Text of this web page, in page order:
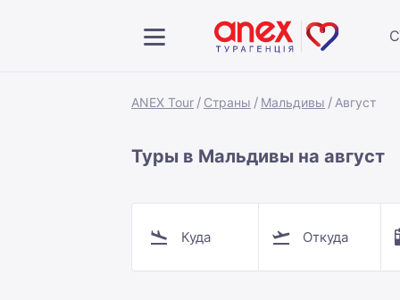
ANEX Tour Страны Мальдивы Август
Туры в Мальдивы на август
Куда Откуда